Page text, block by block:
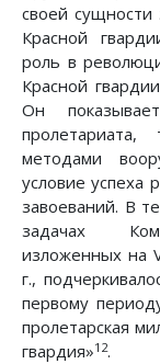
своей
Красной
роль в
Красной
Он
методами
условие успеха
завоеваний. В
задачах
изложенных на
г.,
первому
пролетарская
гвардия»12.